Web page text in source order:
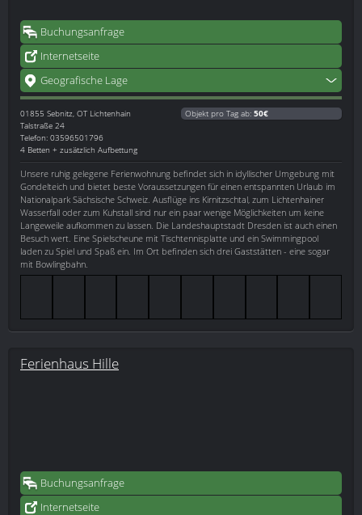
Buchungsanfrage
Internetseite
Geografische Lage
01855 Sebnitz, OT Lichtenhain
Talstraße 24
Telefon: 03596501796
4 Betten + zusätzlich Aufbettung
Objekt pro Tag ab: 50€
Unsere ruhig gelegene Ferienwohnung befindet sich in idyllischer Umgebung mit
Gondelteich und bietet beste Voraussetzungen für einen entspannten Urlaub im
Nationalpark Sächsische Schweiz. Ausflüge ins Kirnitzschtal, zum Lichtenhainer
Wasserfall oder zum Kuhstall sind nur ein paar wenige Möglichkeiten um keine
Langeweile aufkommen zu lassen. Die Landeshauptstadt Dresden ist auch einen
Besuch wert. Eine Spielscheune mit Tischtennisplatte und ein Swimmingpool
laden zu Spiel und Spaß ein. Im Ort befinden sich drei Gaststätten - eine sogar
mit Bowlingbahn.
Ferienhaus Hille
Buchungsanfrage
Internetseite